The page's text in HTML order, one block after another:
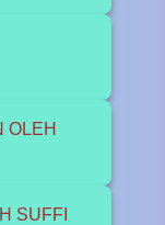
OLEH
SUFFI